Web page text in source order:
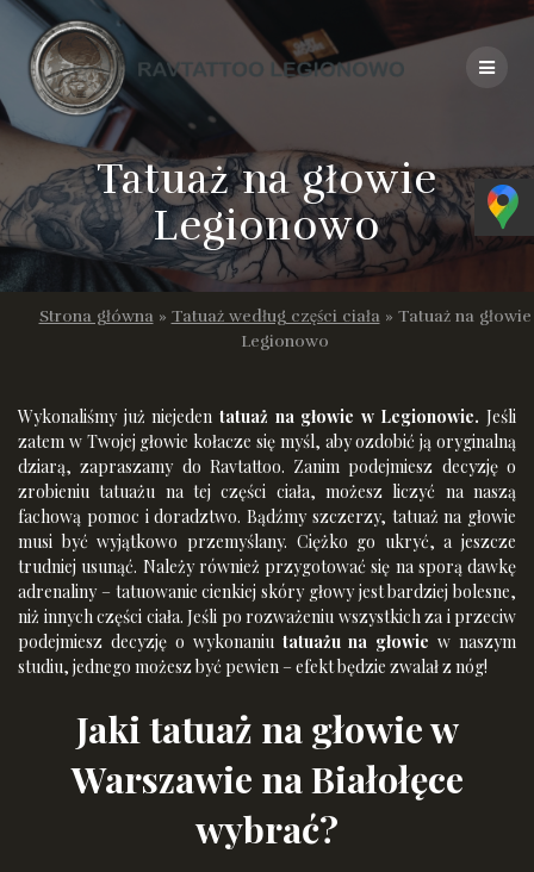
content
Tatuaż na głowie
Legionowo
Strona główna» Tatuaż według części ciała» Tatuaż na głowie
Legionowo
Wykonaliśmy już niejeden tatuaż na głowie w Legionowie. Jeśli
zatem w Twojej głowie kołacze się myśl, aby ozdobić ją oryginalną
dziarą, zapraszamy do Ravtattoo. Zanim podejmiesz decyzję o
zrobieniu tatuażu na tej części ciała, możesz liczyć na naszą
fachową pomoc i doradztwo. Bądźmy szczerzy, tatuaż na głowie
musi być wyjątkowo przemyślany. Ciężko go ukryć, a jeszcze
trudniej usunąć. Należy również przygotować się na sporą dawkę
adrenaliny – tatuowanie cienkiej skóry głowy jest bardziej bolesne,
niż innych części ciała. Jeśli po rozważeniu wszystkich za i przeciw
podejmiesz decyzję o wykonaniu tatuażu na głowie w naszym
studiu, jednego możesz być pewien – efekt będzie zwalał z nóg!
Jaki tatuaż na głowie w
Warszawie na Białołęce
wybrać?